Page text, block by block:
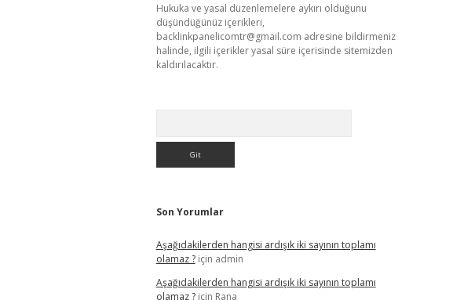
Hukuka ve yasal düzenlemelere aykırı olduğunu
düşündüğünüz içerikleri,
backlinkpanelicomtr@gmail.com adresine bildirmeniz
halinde, ilgili içerikler yasal süre içerisinde sitemizden
kaldırılacaktır.
Son Yorumlar
Aşağıdakilerden hangisi ardışık iki sayının toplamı
olamaz ?için admin
Aşağıdakilerden hangisi ardışık iki sayının toplamı
olamaz ?için Rana